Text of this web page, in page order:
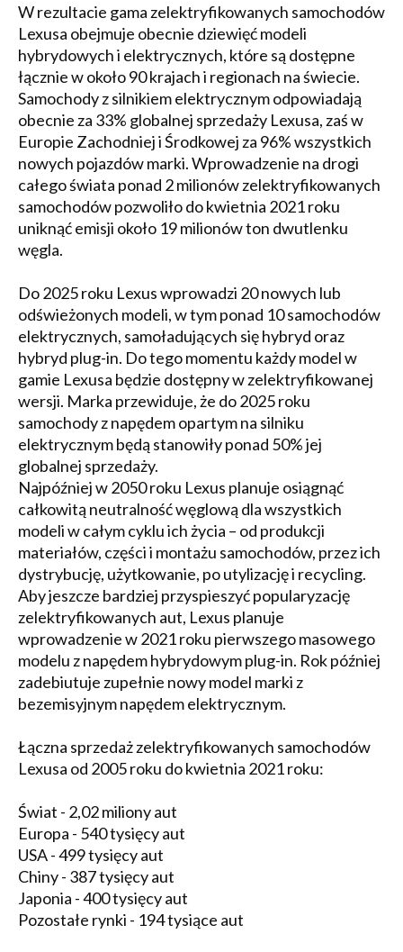
W rezultacie gama zelektryfikowanych samochodów
Lexusa obejmuje obecnie dziewięć modeli
hybrydowych i elektrycznych, które są dostępne
łącznie w około 90 krajach i regionach na świecie.
Samochody z silnikiem elektrycznym odpowiadają
obecnie za 33% globalnej sprzedaży Lexusa, zaś w
Europie Zachodniej i Środkowej za 96% wszystkich
nowych pojazdów marki. Wprowadzenie na drogi
całego świata ponad 2 milionów zelektryfikowanych
samochodów pozwoliło do kwietnia 2021 roku
uniknąć emisji około 19 milionów ton dwutlenku
węgla.
Do 2025 roku Lexus wprowadzi 20 nowych lub
odświeżonych modeli, w tym ponad 10 samochodów
elektrycznych, samoładujących się hybryd oraz
hybryd plug-in. Do tego momentu każdy model w
gamie Lexusa będzie dostępny w zelektryfikowanej
wersji. Marka przewiduje, że do 2025 roku
samochody z napędem opartym na silniku
elektrycznym będą stanowiły ponad 50% jej
globalnej sprzedaży.
Najpóźniej w 2050 roku Lexus planuje osiągnąć
całkowitą neutralność węglową dla wszystkich
modeli w całym cyklu ich życia – od produkcji
materiałów, części i montażu samochodów, przez ich
dystrybucję, użytkowanie, po utylizację i recycling.
Aby jeszcze bardziej przyspieszyć popularyzację
zelektryfikowanych aut, Lexus planuje
wprowadzenie w 2021 roku pierwszego masowego
modelu z napędem hybrydowym plug-in. Rok później
zadebiutuje zupełnie nowy model marki z
bezemisyjnym napędem elektrycznym.
Łączna sprzedaż zelektryfikowanych samochodów
Lexusa od 2005 roku do kwietnia 2021 roku:
Świat - 2,02 miliony aut
Europa - 540 tysięcy aut
USA - 499 tysięcy aut
Chiny - 387 tysięcy aut
Japonia - 400 tysięcy aut
Pozostałe rynki - 194 tysiące aut